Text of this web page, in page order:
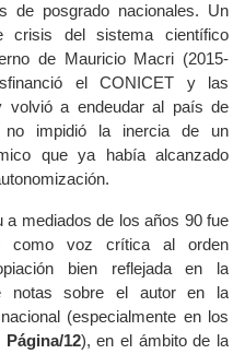
de posgrado nacionales. Un
crisis del sistema científico
de Mauricio Macri (2015-
el CONICET y las
volvió a endeudar al país de
no impidió la inercia de un
que ya había alcanzado
a mediados de los años 90 fue
como voz crítica al orden
bien reflejada en la
notas sobre el autor en la
(especialmente en los
Página/12), en el ámbito de la